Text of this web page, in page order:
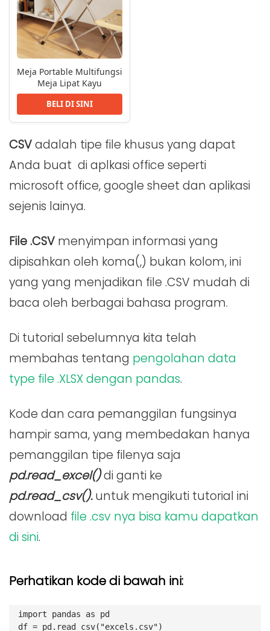
Meja Portable Multifungsi
Meja Lipat Kayu
BELI DI SINI
CSVadalah tipe file khusus yang dapat
Anda buat di aplkasi office seperti
microsoft office, google sheet dan aplikasi
sejenis lainya.
File .CSV menyimpan informasi yang
dipisahkan oleh koma(,) bukan kolom, ini
yang yang menjadikan file .CSV mudah di
baca oleh berbagai bahasa program.
Di tutorial sebelumnya kita telah
membahas tentang pengolahan data
type file .XLSX dengan pandas.
Kode dan cara pemanggilan fungsinya
hampir sama, yang membedakan hanya
pemanggilan tipe filenya saja
pd.read_excel()di ganti ke
pd.read_csv().untuk mengikuti tutorial ini
download file .csv nya bisa kamu dapatkan
di sini.
Perhatikan kode di bawah ini:
import pandas as pd
df = pd.read_csv("excels.csv")